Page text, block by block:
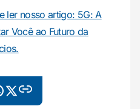
ler nosso artigo: 5G: A
Você ao Futuro da